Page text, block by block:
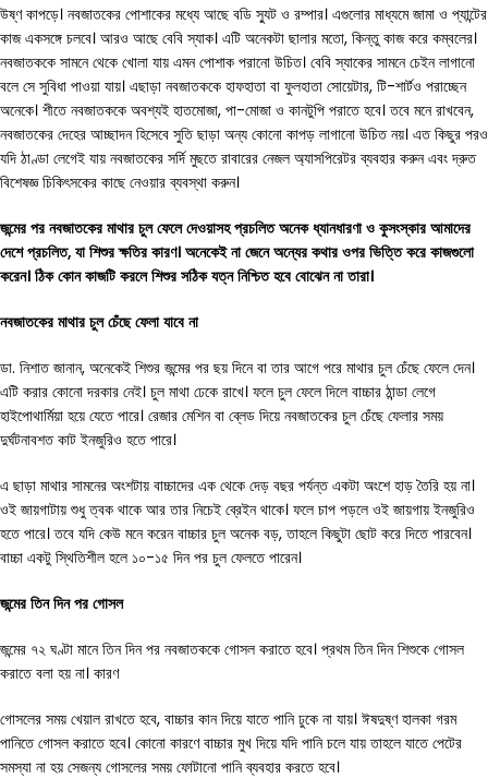
উষ্ণ কাপড়ে। নবজাতকের পোশাকের মধ্যে আছে বডি স্যুট ও রম্পার। এগুলোর মাধ্যমে জামা ও প্যান্টের
কাজ একসঙ্গে চলবে। আরও আছে বেবি স্যাক। এটি অনেকটা ছালার মতো, কিন্তু কাজ করে কম্বলের।
নবজাতককে সামনে থেকে খোলা যায় এমন পোশাক পরানো উচিত। বেবি স্যাকের সামনে চেইন লাগানো
বলে সে সুবিধা পাওয়া যায়। এছাড়া নবজাতককে হাফহাতা বা ফুলহাতা সোয়েটার, টি-শার্টও পরাচ্ছেন
অনেকে। শীতে নবজাতককে অবশ্যই হাতমোজা, পা-মোজা ও কানটুপি পরাতে হবে। তবে মনে রাখবেন,
নবজাতকের দেহের আচ্ছাদন হিসেবে সুতি ছাড়া অন্য কোনো কাপড় লাগানো উচিত নয়। এত কিছুর পরও
যদি ঠাণ্ডা লেগেই যায় নবজাতকের সর্দি মুছতে রাবারের নেজল অ্যাসপিরেটর ব্যবহার করুন এবং দ্রুত
বিশেষজ্ঞ চিকিৎসকের কাছে নেওয়ার ব্যবস্থা করুন।
জন্মের পর নবজাতকের মাথার চুল ফেলে দেওয়াসহ প্রচলিত অনেক ধ্যানধারণা ও কুসংস্কার আমাদের
দেশে প্রচলিত, যা শিশুর ক্ষতির কারণ। অনেকেই না জেনে অন্যের কথার ওপর ভিত্তি করে কাজগুলো
করেন। ঠিক কোন কাজটি করলে শিশুর সঠিক যত্ন নিশ্চিত হবে বোঝেন না তারা।
নবজাতকের মাথার চুল চেঁছে ফেলা যাবে না
ডা. নিশাত জানান, অনেকেই শিশুর জন্মের পর ছয় দিনে বা তার আগে পরে মাথার চুল চেঁছে ফেলে দেন।
এটি করার কোনো দরকার নেই। চুল মাথা ঢেকে রাখে। ফলে চুল ফেলে দিলে বাচ্চার ঠান্ডা লেগে
হাইপোথার্মিয়া হয়ে যেতে পারে। রেজার মেশিন বা ব্লেড দিয়ে নবজাতকের চুল চেঁছে ফেলার সময়
দুর্ঘটনাবশত কাট ইনজুরিও হতে পারে।
এ ছাড়া মাথার সামনের অংশটায় বাচ্চাদের এক থেকে দেড় বছর পর্যন্ত একটা অংশে হাড় তৈরি হয় না।
ওই জায়গাটায় শুধু ত্বক থাকে আর তার নিচেই ব্রেইন থাকে। ফলে চাপ পড়লে ওই জায়গায় ইনজুরিও
হতে পারে। তবে যদি কেউ মনে করেন বাচ্চার চুল অনেক বড়, তাহলে কিছুটা ছোট করে দিতে পারবেন।
বাচ্চা একটু স্থিতিশীল হলে ১০-১৫ দিন পর চুল ফেলতে পারেন।
জন্মের তিন দিন পর গোসল
জন্মের ৭২ ঘণ্টা মানে তিন দিন পর নবজাতককে গোসল করাতে হবে। প্রথম তিন দিন শিশুকে গোসল
করাতে বলা হয় না। কারণ
গোসলের সময় খেয়াল রাখতে হবে, বাচ্চার কান দিয়ে যাতে পানি ঢুকে না যায়। ঈষদুষ্ণ হালকা গরম
পানিতে গোসল করাতে হবে। কোনো কারণে বাচ্চার মুখ দিয়ে যদি পানি চলে যায় তাহলে যাতে পেটের
সমস্যা না হয় সেজন্য গোসলের সময় ফোটানো পানি ব্যবহার করতে হবে।